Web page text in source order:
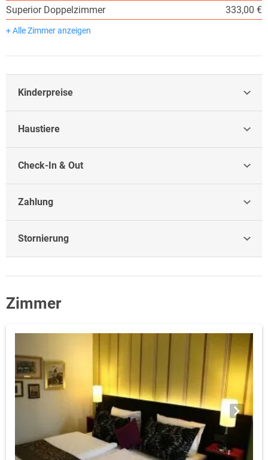
Superior Doppelzimmer
333,00 €
+ Alle Zimmer anzeigen
Kinderpreise
Haustiere
Check-In & Out
Zahlung
Stornierung
Zimmer